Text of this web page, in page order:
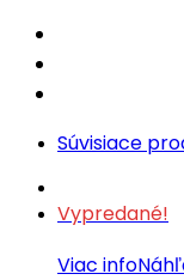
Súvisiace
Vypredané!
Viac info